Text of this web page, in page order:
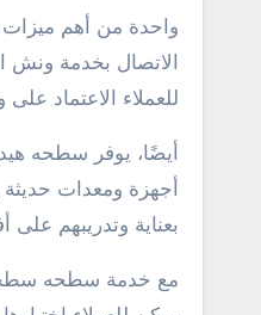
واحدة من أهم ميزات
الاتصال بخدمة ونش
للعملاء الاعتماد
أيضًا، يوفر سطحه
أجهزة ومعدات
بعناية وتدريبهم على
مع خدمة سطحه سطحه